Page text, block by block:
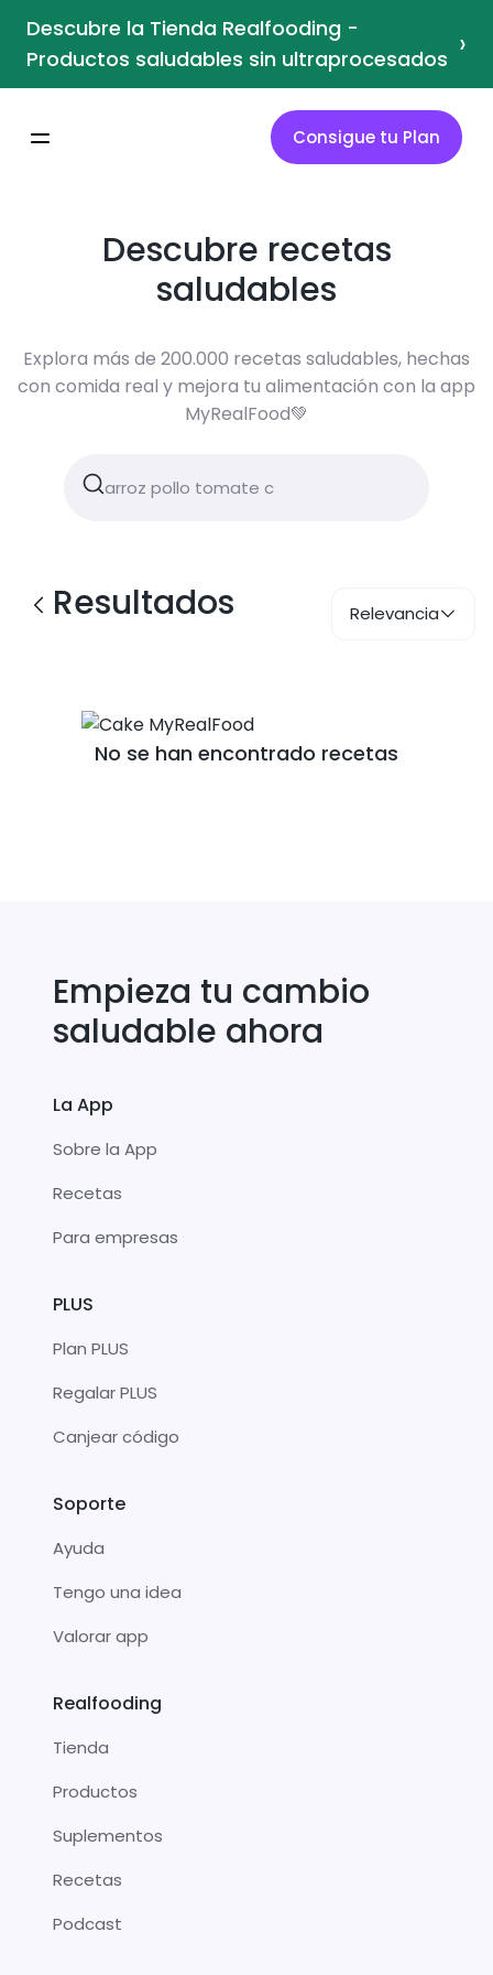
Descubre la Tienda Realfooding -
Productos saludables sin ultraprocesados ›
Consigue tu Plan
Descubre recetas
saludables
Explora más de 200.000 recetas saludables, hechas
con comida real y mejora tu alimentación con la app
MyRealFood💚
Resultados Relevancia
No se han encontrado recetas
Empieza tu cambio
saludable ahora
La App
Sobre la App
Recetas
Para empresas
PLUS
Plan PLUS
Regalar PLUS
Canjear código
Soporte
Ayuda
Tengo una idea
Valorar app
Realfooding
Tienda
Productos
Suplementos
Recetas
Podcast